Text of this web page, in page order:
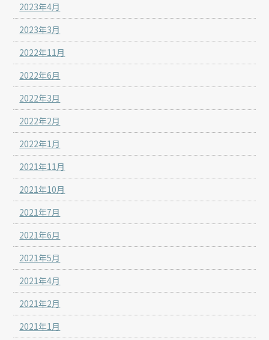
2023年4月
2023年3月
2022年11月
2022年6月
2022年3月
2022年2月
2022年1月
2021年11月
2021年10月
2021年7月
2021年6月
2021年5月
2021年4月
2021年2月
2021年1月